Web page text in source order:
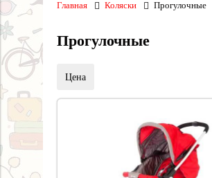
Главная Коляски Прогулочные
Прогулочные
Цена